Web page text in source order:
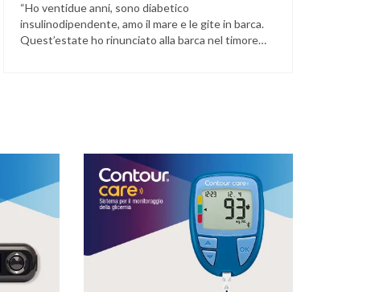
“Ho ventidue anni, sono diabetico
insulinodipendente, amo il mare e le gite in barca.
Quest’estate ho rinunciato alla barca nel timore